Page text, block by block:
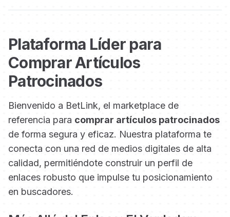
Plataforma Líder para
Comprar Artículos
Patrocinados
Bienvenido a BetLink, el marketplace de
referencia para comprar artículos patrocinados
de forma segura y eficaz. Nuestra plataforma te
conecta con una red de medios digitales de alta
calidad, permitiéndote construir un perfil de
enlaces robusto que impulse tu posicionamiento
en buscadores.